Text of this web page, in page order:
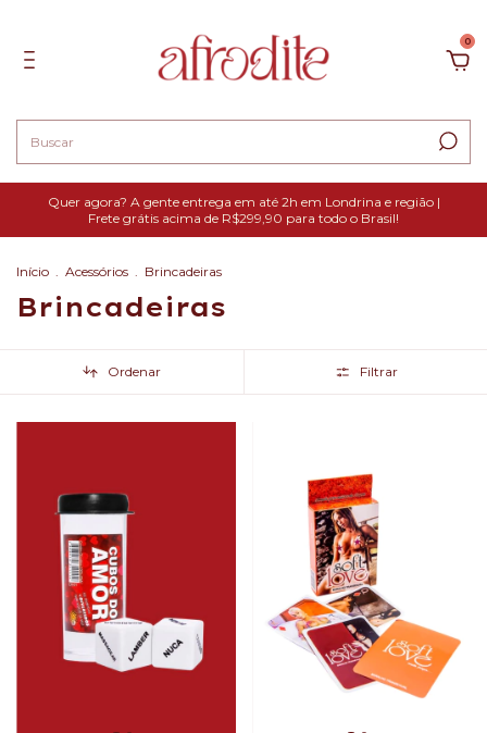
0
Quer agora? A gente entrega em até 2h em Londrina e região |
Frete grátis acima de R$299,90 para todo o Brasil!
Início . Acessórios . Brincadeiras
Brincadeiras
Ordenar Filtrar